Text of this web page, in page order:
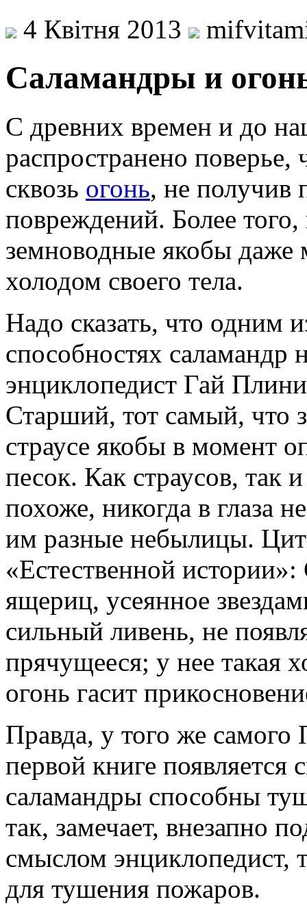
4 Квітня 2013
Саламандры и
С древних времен и до
распространено
сквозь огонь, не получив
повреждений. Более того,
земноводные якобы даже
холодом своего тела.
Надо сказать, что одним
способностях саламандр
энциклопедист Гай
Старший, тот самый, что
страусе якобы в момент
песок. Как страусов, так
похоже, никогда в глаза
им разные небылицы.
«Естественной
ящериц, усеянное
сильный ливень, не
прячущееся; у нее такая
огонь гасит
Правда, у того же самого
первой книге появляется
саламандры способны
так, замечает, внезапно
смыслом энциклопедист,
для тушения пожаров.